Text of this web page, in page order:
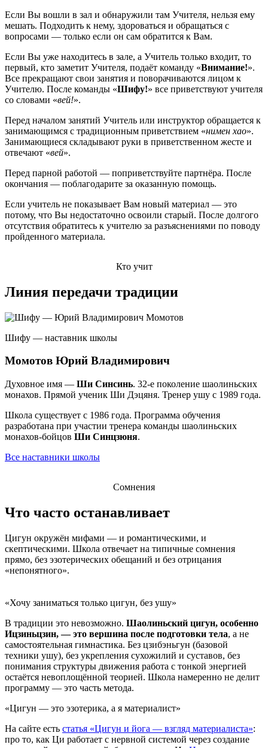
Если Вы вошли в зал и обнаружили там Учителя, нельзя ему
мешать. Подходить к нему, здороваться и обращаться с
вопросами — только если он сам обратится к Вам.
Если Вы уже находитесь в зале, а Учитель только входит, то
первый, кто заметит Учителя, подаёт команду «Внимание!».
Все прекращают свои занятия и поворачиваются лицом к
Учителю. После команды «Шифу!» все приветствуют учителя
со словами «вей!».
Перед началом занятий Учитель или инструктор обращается к
занимающимся с традиционным приветствием «нимен хао».
Занимающиеся складывают руки в приветственном жесте и
отвечают «вей».
Перед парной работой — поприветствуйте партнёра. После
окончания — поблагодарите за оказанную помощь.
Если учитель не показывает Вам новый материал — это
потому, что Вы недостаточно освоили старый. После долгого
отсутствия обратитесь к учителю за разъяснениями по поводу
пройденного материала.
Кто учит
Линия передачи традиции
Шифу — наставник школы
Момотов Юрий Владимирович
Духовное имя — Ши Синсинь. 32-е поколение шаолиньских
монахов. Прямой ученик Ши Дэцяня. Тренер ушу с 1989 года.
Школа существует с 1986 года. Программа обучения
разработана при участии тренера команды шаолиньских
монахов-бойцов Ши Синцзюня.
Все наставники школы
Сомнения
Что часто останавливает
Цигун окружён мифами — и романтическими, и
скептическими. Школа отвечает на типичные сомнения
прямо, без эзотерических обещаний и без отрицания
«непонятного».
«Хочу заниматься только цигун, без ушу»
В традиции это невозможно. Шаолиньский цигун, особенно
Ицзиньцзин, — это вершина после подготовки тела, а не
самостоятельная гимнастика. Без цзибэньгун (базовой
техники ушу), без укрепления сухожилий и суставов, без
понимания структуры движения работа с тонкой энергией
остаётся невоплощённой теорией. Школа намеренно не делит
программу — это часть метода.
«Цигун — это эзотерика, а я материалист»
На сайте есть статья «Цигун и йога — взгляд материалиста»:
про то, как Ци работает с нервной системой через создание